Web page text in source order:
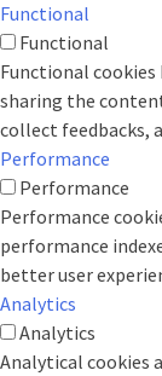
Functional
Functional
Functional
sharing the
collect feedbacks,
Performance
Performance
Performance
performance
better user
Analytics
Analytics
Analytical cookies